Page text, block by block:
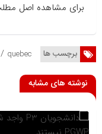
برای مشاهده اصل
برچسب ها quebec
نوشته های مشابه